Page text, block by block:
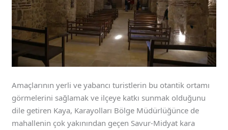
Amaçlarının yerli ve yabancı turistlerin bu otantik ortamı
görmelerini sağlamak ve ilçeye katkı sunmak olduğunu
dile getiren Kaya, Karayolları Bölge Müdürlüğünce de
mahallenin çok yakınından geçen Savur-Midyat kara